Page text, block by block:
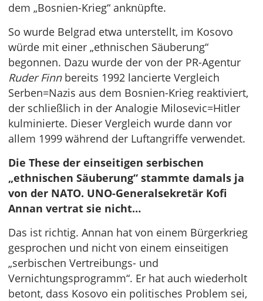
dem „Bosnien-Krieg“ anknüpfte.
So wurde Belgrad etwa unterstellt, im Kosovo
würde mit einer „ethnischen Säuberung“
begonnen. Dazu wurde der von der PR-Agentur
Ruder Finnbereits 1992 lancierte Vergleich
Serben=Nazis aus dem Bosnien-Krieg reaktiviert,
der schließlich in der Analogie Milosevic=Hitler
kulminierte. Dieser Vergleich wurde dann vor
allem 1999 während der Luftangriffe verwendet.
Die These der einseitigen serbischen
„ethnischen Säuberung“ stammte damals ja
von der NATO. UNO-Generalsekretär Kofi
Annan vertrat sie nicht…
Das ist richtig. Annan hat von einem Bürgerkrieg
gesprochen und nicht von einem einseitigen
„serbischen Vertreibungs- und
Vernichtungsprogramm“. Er hat auch wiederholt
betont, dass Kosovo ein politisches Problem sei,